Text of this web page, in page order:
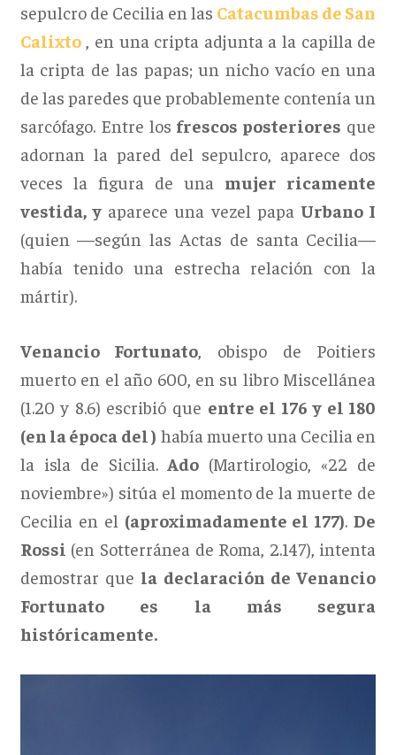
sepulcro de Cecilia en las Catacumbas de San
Calixto , en una cripta adjunta a la capilla de
la cripta de las papas; un nicho vacío en una
de las paredes que probablemente contenía un
sarcófago. Entre los frescos posteriores que
adornan la pared del sepulcro, aparece dos
veces la figura de una mujer ricamente
vestida, yaparece una vezel papa Urbano I
(quien —según las Actas de santa Cecilia—
había tenido una estrecha relación con la
mártir).
Venancio Fortunato, obispo de Poitiers
muerto en el año 600, en su libro Miscellánea
(1.20 y 8.6) escribió que entre el 176 y el 180
(en la época del ) había muerto una Cecilia en
la isla de Sicilia.Ado (Martirologio, «22 de
noviembre») sitúa el momento de la muerte de
Cecilia en el (aproximadamente el 177).De
Rossi (en Sotterránea de Roma, 2.147), intenta
demostrar que la declaración de Venancio
Fortunato es la más segura
históricamente.